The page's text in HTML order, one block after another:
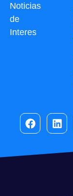
Noticias
de
Interes